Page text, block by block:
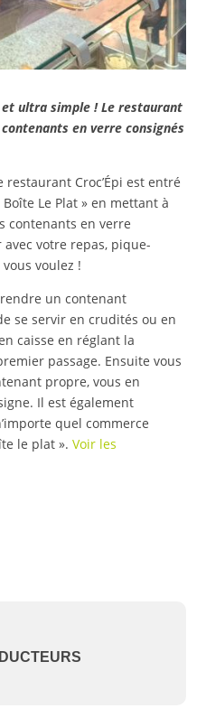
ultra simple ! Le restaurant
contenants en verre consignés
Croc’Épi est entré
Le Plat » en mettant à
contenants en verre
votre repas, pique-
voulez !
un contenant
se servir en crudités ou en
caisse en réglant la
passage. Ensuite vous
propre, vous en
Il est également
quel commerce
le plat ».Voir les